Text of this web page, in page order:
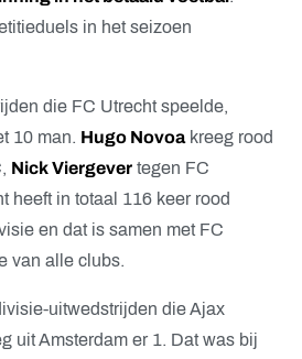
in het seizoen
die FC Utrecht speelde,
10 man. Hugo Novoakreeg rood
Nick Viergever tegen FC
heeft in totaal 116 keer rood
en dat is samen met FC
van alle clubs.
uitwedstrijden die Ajax
uit Amsterdam er 1. Dat was bij